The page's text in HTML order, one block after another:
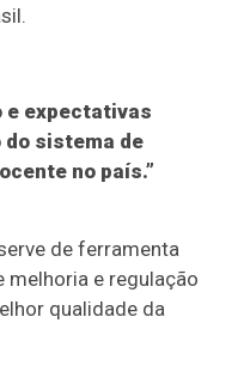
e expectativas
sistema de
no país.”
de ferramenta
melhoria e regulação
qualidade da